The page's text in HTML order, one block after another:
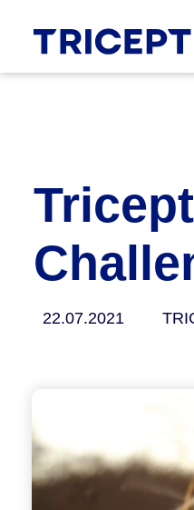
22.07.2021